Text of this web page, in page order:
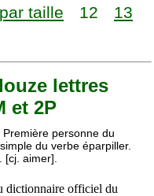
taille 12
13
lettres
et 2P
Première personne du
du verbe éparpiller.
[cj. aimer].
dictionnaire officiel du